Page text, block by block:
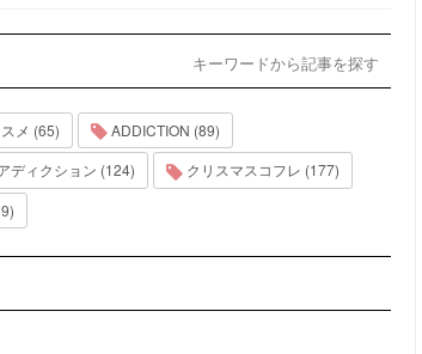
キーワードから記事を探す
メ (65)
ADDICTION (89)
ディクション (124)
クリスマスコフレ (177)